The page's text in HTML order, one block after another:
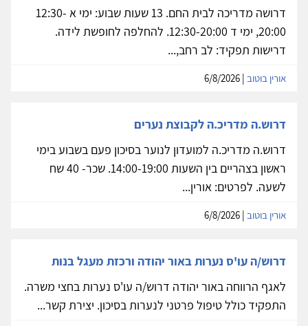
דרושה מדריכה לבית החם. 13 שעות שבוע: ימי א 12:30-
20:00, ימי ד 12:30-20:00. להחלפה לחופשת לידה.
דרישות תפקיד: לב רחב,...
אורין בוטוב
דרוש.ה מדריכ.ה לקבוצת נערים
דרוש.ה מדריכ.ה למועדון לנוער בסיכון פעם בשבוע בימי
ראשון בצהריים בין השעות 14:00-19:00. שכר- 40 שח
לשעה. לפרטים: אורין...
אורין בוטוב
דרוש/ה עו'ס נערות באור יהודה ורכזת מעגל בנות
לאגף הרווחה באור יהודה דרוש/ה עו'ס נערות בחצי משרה.
התפקיד כולל טיפול פרטני לנערות בסיכון. יצירת קשר...